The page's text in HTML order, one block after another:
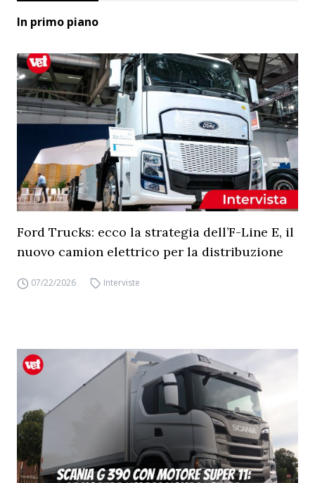
In primo piano
Ford Trucks: ecco la strategia dell’F-Line E, il
nuovo camion elettrico per la distribuzione
07/22/2026 Interviste